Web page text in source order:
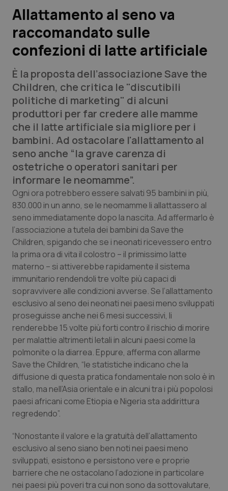
Lavoro e Professioni
Scienza e Farmaci
Studi e Analisi
Lettere al direttore
Edizioni Regionali
QS Pro
Professionisti Sanitari.AI
Abruzzo
Basilicata
Calabria
Campania
Emilia-Romagna
Friuli Venezia Giulia
Lazio
Liguria
Lombardia
Marche
Molise
Piemonte
QS Pro Gold
Artrite & artrosi
Asma & BPCO
Car-T
Colesterolo & coronaropatie
Dermatite Atopica
Diabete & glucometri
Disturbi dell’umore
Dolore
Donna & Salute
Epatiti
HIV
QS Club Newsletter
Allattamento al seno va
raccomandato sulle
confezioni di latte artificiale
È la proposta dell’associazione Save the
Children, che critica le "discutibili
politiche di marketing" di alcuni
produttori per far credere alle mamme
che il latte artificiale sia migliore per i
bambini. Ad ostacolare l'allattamento al
seno anche “la grave carenza di
ostetriche o operatori sanitari per
informare le neomamme”.
Ogni ora potrebbero essere salvati 95 bambini in più,
830.000 in un anno, se le neomamme li allattassero al
seno immediatamente dopo la nascita. Ad affermarlo è
l’associazione a tutela dei bambini da Save the
Children, spigando che se i neonati ricevessero entro
la prima ora di vita il colostro – il primissimo latte
materno – si attiverebbe rapidamente il sistema
immunitario rendendoli tre volte più capaci di
sopravvivere alle condizioni avverse. Se l’allattamento
esclusivo al seno dei neonati nei paesi meno sviluppati
proseguisse anche nei 6 mesi successivi, li
renderebbe 15 volte più forti contro il rischio di morire
per malattie altrimenti letali in alcuni paesi come la
polmonite o la diarrea. Eppure, afferma con allarme
Save the Children, “le statistiche indicano che la
diffusione di questa pratica fondamentale non solo è in
stallo, ma nell’Asia orientale e in alcuni tra i più popolosi
paesi africani come Etiopia e Nigeria sta addirittura
regredendo”.
“Nonostante il valore e la gratuità dell’allattamento
esclusivo al seno siano ben noti nei paesi meno
sviluppati, esistono e persistono vere e proprie
barriere che ne ostacolano l’adozione in particolare
nei paesi più poveri tra cui non sono da sottovalutare,